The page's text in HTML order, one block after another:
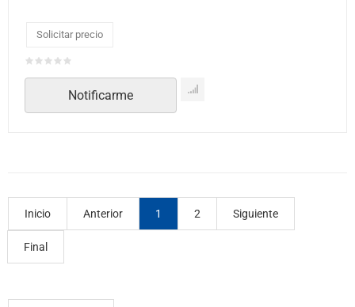
Solicitar precio
Notificarme
Inicio Anterior 1 2 Siguiente
Final